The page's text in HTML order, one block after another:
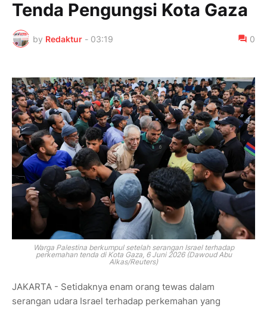
Tenda Pengungsi Kota Gaza
by Redaktur - 03:19 0
Warga Palestina berkumpul setelah serangan Israel terhadap
perkemahan tenda di Kota Gaza, 6 Juni 2026 (Dawoud Abu
Alkas/Reuters)
JAKARTA - Setidaknya enam orang tewas dalam
serangan udara Israel terhadap perkemahan yang